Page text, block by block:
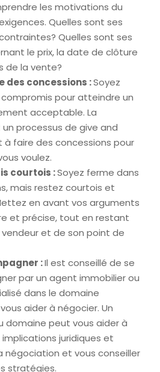
les motivations du
Quelles sont ses
Quelles sont ses
le prix, la date de clôture
de la vente?
des concessions :Soyez
pour atteindre un
acceptable. La
processus de give and
à faire des concessions pour
voulez.
courtois :Soyez ferme dans
mais restez courtois et
en avant vos arguments
et précise, tout en restant
et de son point de
:Il est conseillé de se
par un agent immobilier ou
dans le domaine
aider à négocier. Un
domaine peut vous aider à
juridiques et
négociation et vous conseiller
stratégies.